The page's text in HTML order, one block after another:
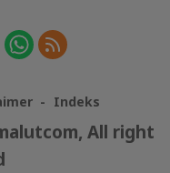
Indeks
All right